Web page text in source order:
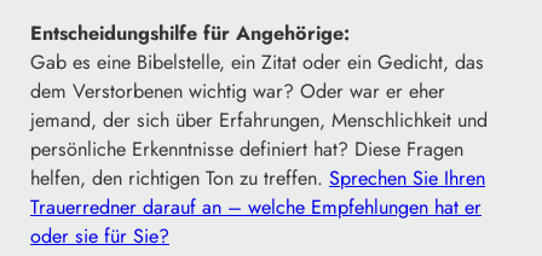
Entscheidungshilfe für Angehörige:
Gab es eine Bibelstelle, ein Zitat oder ein Gedicht, das
dem Verstorbenen wichtig war? Oder war er eher
jemand, der sich über Erfahrungen, Menschlichkeit und
persönliche Erkenntnisse definiert hat? Diese Fragen
helfen, den richtigen Ton zu treffen. Sprechen Sie Ihren
Trauerredner darauf an – welche Empfehlungen hat er
oder sie für Sie?